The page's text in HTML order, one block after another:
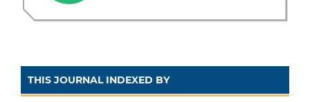
THIS JOURNAL INDEXED BY